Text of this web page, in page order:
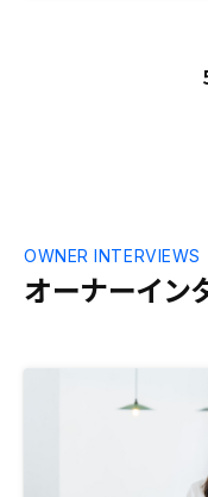
オーナーイン
OWNER INTERVIEWS